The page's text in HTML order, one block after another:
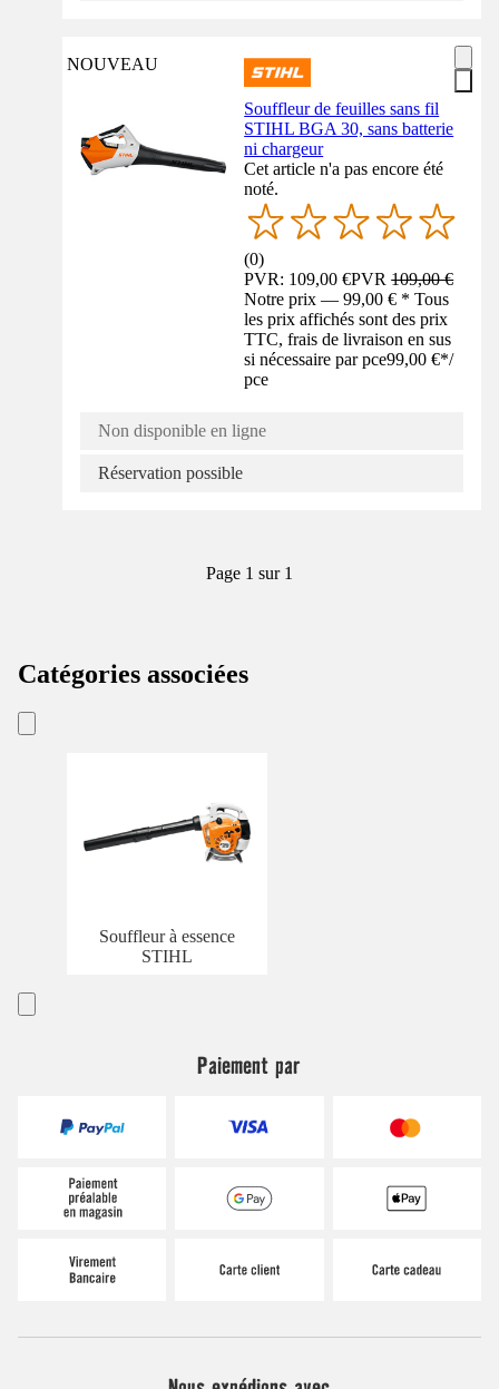
NOUVEAU
Souffleur de feuilles sans fil
STIHL BGA 30, sans batterie
ni chargeur
Cet article n'a pas encore été
noté.
(0)
PVR: 109,00 €PVR109,00 €
Notre prix — 99,00 € * Tous
les prix affichés sont des prix
TTC, frais de livraison en sus
si nécessaire par pce99,00 €*/
pce
Non disponible en ligne
Réservation possible
Page 1 sur 1
Catégories associées
Souffleur à essence
STIHL
Paiement par